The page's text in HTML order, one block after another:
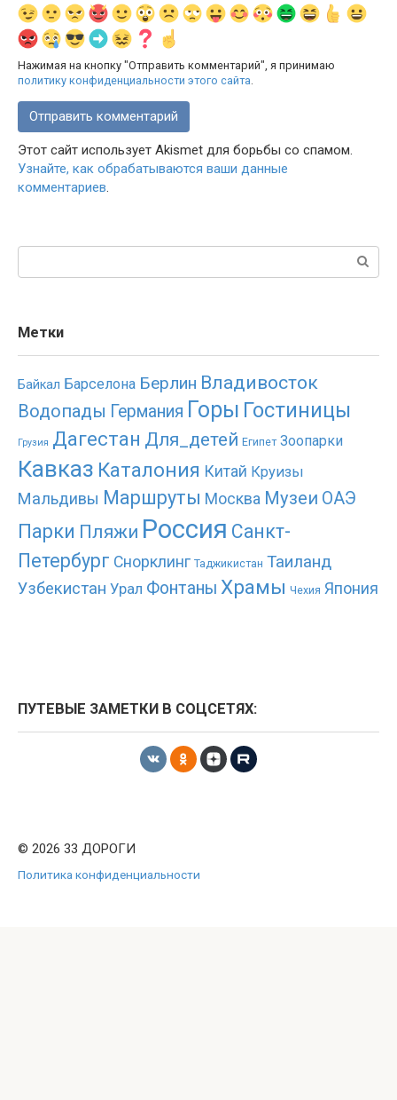
Нажимая на кнопку "Отправить комментарий", я принимаю
политику конфиденциальности этого сайта
Этот сайт использует Akismet для борьбы со спамом.
Узнайте, как обрабатываются ваши данные
комментариев.
Поиск:
Метки
Байкал Барселона Берлин Владивосток
Водопады Германия Горы Гостиницы
Грузия Дагестан Для_детей Египет Зоопарки
Кавказ Каталония Китай Круизы
Мальдивы Маршруты Москва Музеи ОАЭ
Парки Пляжи Россия Санкт-
Петербург Снорклинг Таджикистан Таиланд
Узбекистан Урал Фонтаны Храмы Чехия Япония
ПУТЕВЫЕ ЗАМЕТКИ В СОЦСЕТЯХ:
© 2026 33 ДОРОГИ
Политика конфиденциальности